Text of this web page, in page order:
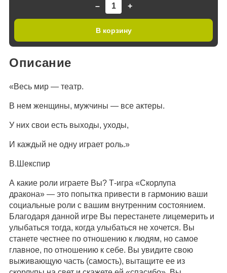
– +
В корзину
Описание
«Весь мир — театр.
В нем женщины, мужчины — все актеры.
У них свои есть выходы, уходы,
И каждый не одну играет роль.»
В.Шекспир
А какие роли играете Вы? Т-игра «Скорлупа
дракона» — это попытка привести в гармонию ваши
социальные роли с вашим внутренним состоянием.
Благодаря данной игре Вы перестанете лицемерить и
улыбаться тогда, когда улыбаться не хочется. Вы
станете честнее по отношению к людям, но самое
главное, по отношению к себе. Вы увидите свою
выживающую часть (самость), вытащите ее из